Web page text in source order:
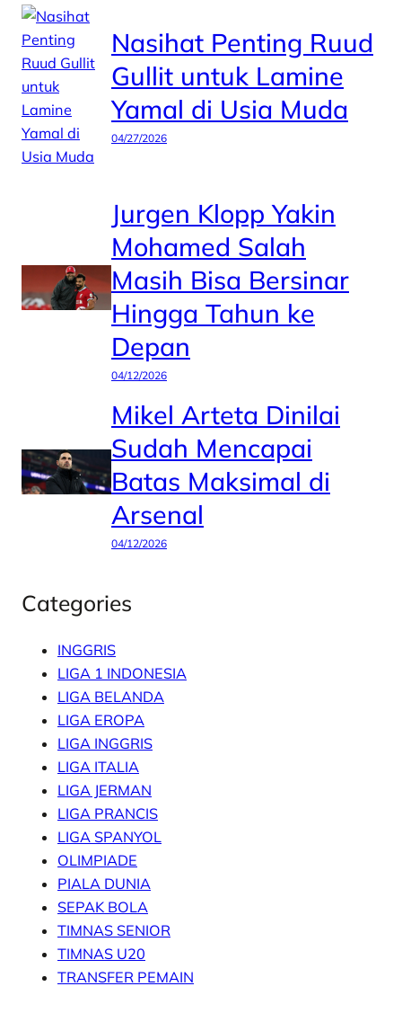
Nasihat Penting Ruud
Gullit untuk Lamine
Yamal di Usia Muda
04/27/2026
Jurgen Klopp Yakin
Mohamed Salah
Masih Bisa Bersinar
Hingga Tahun ke
Depan
04/12/2026
Mikel Arteta Dinilai
Sudah Mencapai
Batas Maksimal di
Arsenal
04/12/2026
Categories
INGGRIS
LIGA 1 INDONESIA
LIGA BELANDA
LIGA EROPA
LIGA INGGRIS
LIGA ITALIA
LIGA JERMAN
LIGA PRANCIS
LIGA SPANYOL
OLIMPIADE
PIALA DUNIA
SEPAK BOLA
TIMNAS SENIOR
TIMNAS U20
TRANSFER PEMAIN